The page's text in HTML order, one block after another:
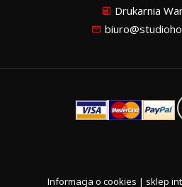
Drukarnia
Informacja o cookies | sklep